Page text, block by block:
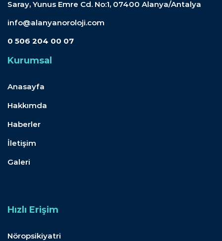
Saray, Yunus Emre Cd. No:1, 07400 Alanya/Antalya
info@alanyanoroloji.com
0 506 204 00 07
Kurumsal
Anasayfa
Hakkımda
Haberler
İletişim
Galeri
Hızlı Erişim
Nöropsikiyatri